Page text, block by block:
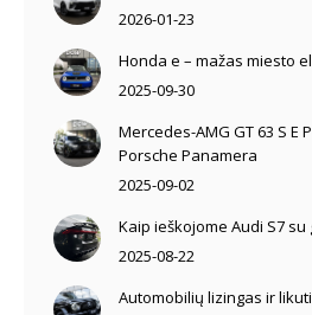
2026-01-23
Honda e – mažas miesto
2025-09-30
Mercedes-AMG GT 63 S
Porsche Panamera
2025-09-02
Kaip ieškojome Audi S7 su
2025-08-22
Automobilių lizingas ir